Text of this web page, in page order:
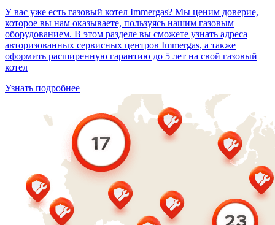
У вас уже есть газовый котел Immergas? Мы ценим доверие,
которое вы нам оказываете, пользуясь нашим газовым
оборудованием. В этом разделе вы сможете узнать адреса
авторизованных сервисных центров Immergas, а также
оформить расширенную гарантию до 5 лет на свой газовый
котел
Узнать подробнее